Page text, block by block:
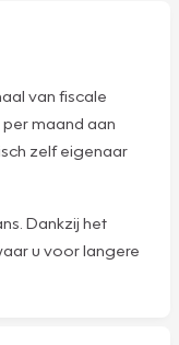
van fiscale
maand aan
zelf eigenaar
Dankzij het
u voor langere